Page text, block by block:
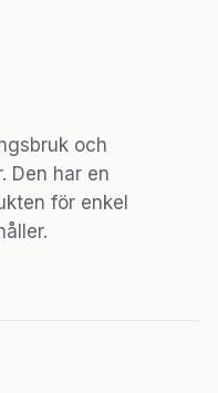
och
Den har en
för enkel